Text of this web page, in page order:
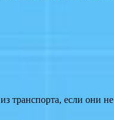
транспорта, если они